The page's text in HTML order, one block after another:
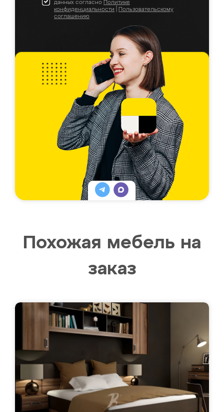
данных согласно Политике
конфиденциальности
Пользовательскому
соглашению
Похожая мебель на
заказ